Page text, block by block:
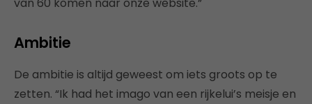
Ambitie
De ambitie is altijd geweest om iets groots op te
zetten. “Ik had het imago van een rijkelui’s meisje en